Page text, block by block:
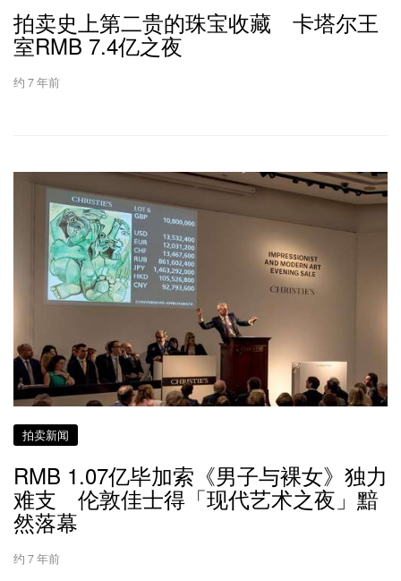
拍卖史上第二贵的珠宝收藏 卡塔尔王
室RMB 7.4亿之夜
约 7 年前
拍卖新闻
RMB 1.07亿毕加索《男子与裸女》独力
难支 伦敦佳士得「现代艺术之夜」黯
然落幕
约 7 年前